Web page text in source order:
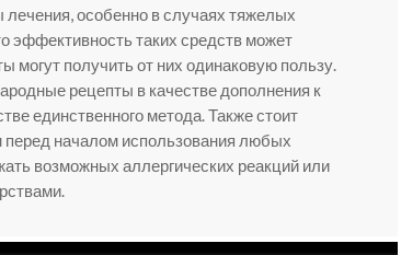
особенно в случаях тяжелых
эффективность таких средств может
могут получить от них одинаковую пользу.
рецепты в качестве дополнения к
единственного метода. Также стоит
перед началом использования любых
возможных аллергических реакций или